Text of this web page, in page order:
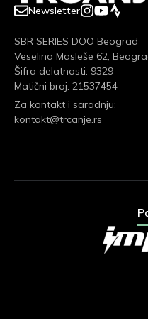
Newsletter
SBR SERIES DOO Beograd
Veselina Masleše 62,
Šifra delatnosti: 9329
Matični broj: 21537454
Za kontakt i saradnju:
kontakt@trcanje.rs